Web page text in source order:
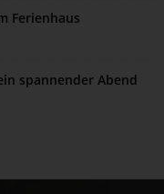
Ferienhaus
spannender Abend